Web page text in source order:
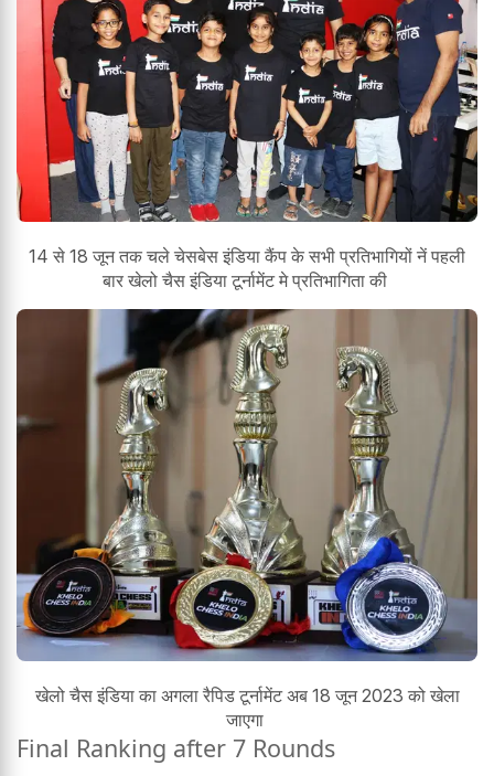
14 से 18 जून तक चले चेसबेस इंडिया कैंप के सभी प्रतिभागियों नें पहली
बार खेलो चैस इंडिया टूर्नामेंट मे प्रतिभागिता की
खेलो चैस इंडिया का अगला रैपिड टूर्नामेंट अब 18 जून 2023 को खेला
जाएगा
Final Ranking after 7 Rounds